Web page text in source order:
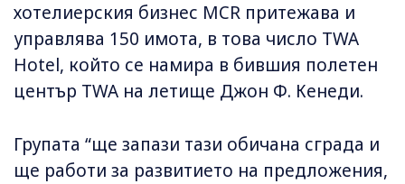
хотелиерския бизнес MCR притежава и
управлява 150 имота, в това число TWA
Hotel, който се намира в бившия полетен
център TWA на летище Джон Ф. Кенеди.
Групата “ще запази тази обичана сграда и
ще работи за развитието на предложения,